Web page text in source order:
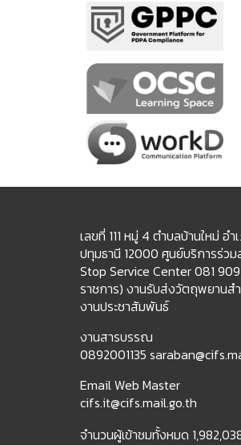
เลขที่ 111 หมู่ 4 ตำบลบ้านใหม่ อ
ปทุมธานี 12000 ศูนย์บริการร่ว
Stop Service Center 081 909
ราชการ) งานรับส่งวัตถุพยาน
งานประชาสัมพันธ์
งานสารบรรณ
0892001135
Email Web Master
cifs.it@cifs.mail.go.th
จำนวนผู้เข้าชมทั้งหมด